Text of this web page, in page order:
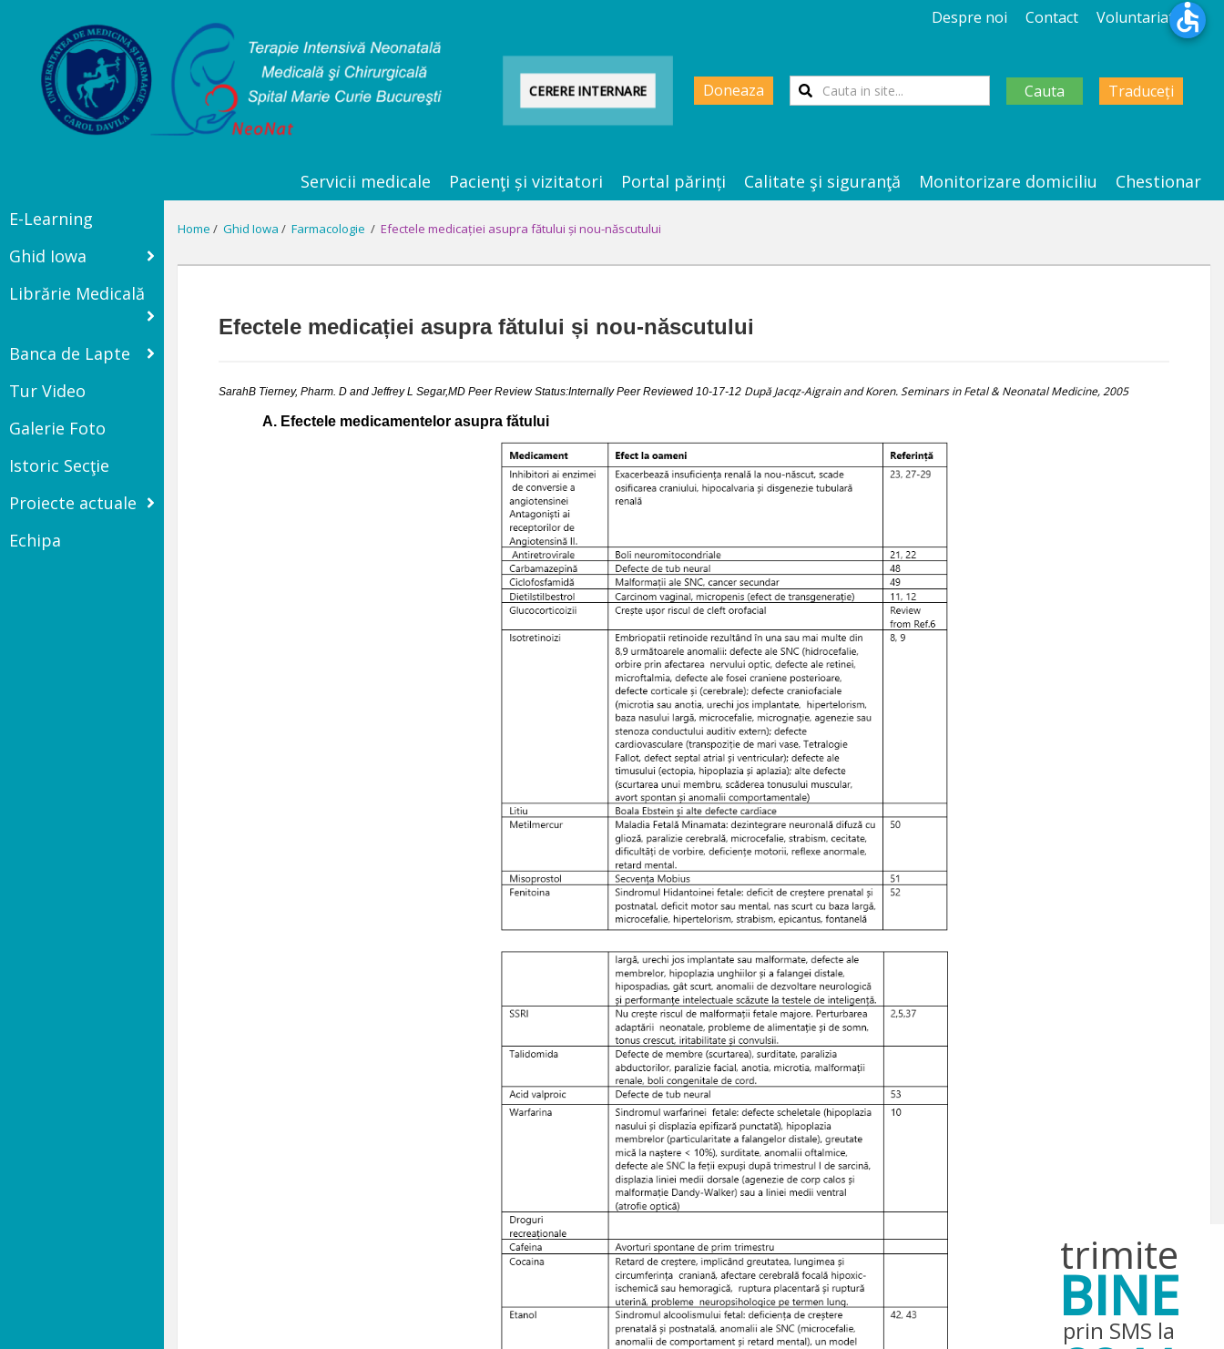
trimite
BINE
prin SMS la
Despre noi Contact Voluntariat
CERERE INTERNARE Doneaza Cauta Traduceți
Servicii medicale Pacienţi și vizitatori Portal părinți Calitate şi siguranţă Monitorizare domiciliu
Chestionar
E-Learning
Ghid Iowa
Librărie Medicală
Banca de Lapte
Tur Video
Galerie Foto
Istoric Secţie
Proiecte actuale
Echipa
Home / Ghid Iowa / Farmacologie / Efectele medicației asupra fătului și nou-născutului
Efectele medicației asupra fătului și nou-născutului
SarahB Tierney, Pharm. D and Jeffrey L Segar,MD Peer Review Status:Internally Peer Reviewed 10-17-12 După Jacqz-Aigrain and Koren. Seminars in Fetal & Neonatal Medicine, 2005
A. Efectele medicamentelor asupra fătului